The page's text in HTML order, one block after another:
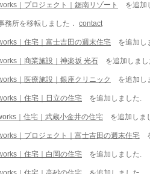
｜プロジェクト｜鋸南リゾート を追加
務所を移転しました． contact
｜住宅｜富士吉田の週末住宅 を追加し
｜商業施設｜神楽坂 光石 を追加しま
｜医療施設｜銀座クリニック を追加し
｜住宅｜日立の住宅 を追加しました.
｜住宅｜武蔵小金井の住宅 を追加しま
｜プロジェクト｜富士吉田の週末住宅
｜住宅｜白岡の住宅 を追加しました.